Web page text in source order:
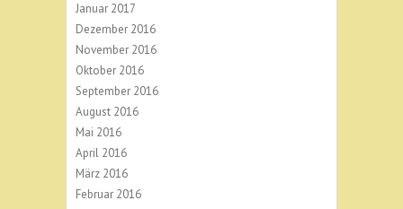
Januar 2017
Dezember 2016
November 2016
Oktober 2016
September 2016
August 2016
Mai 2016
April 2016
März 2016
Februar 2016